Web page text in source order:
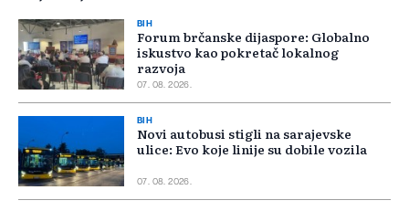
BIH
Forum brčanske dijaspore: Globalno
iskustvo kao pokretač lokalnog
razvoja
07. 08. 2026.
BIH
Novi autobusi stigli na sarajevske
ulice: Evo koje linije su dobile vozila
07. 08. 2026.